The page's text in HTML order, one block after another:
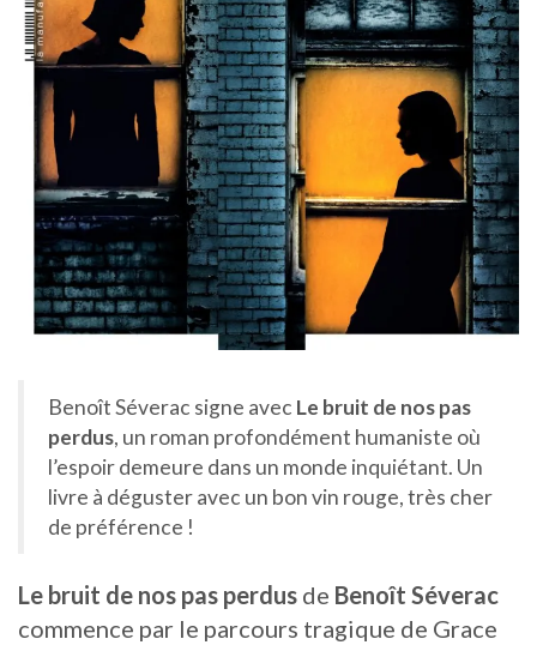
Benoît Séverac signe avec Le bruit de nos pas
perdus, un roman profondément humaniste où
l’espoir demeure dans un monde inquiétant. Un
livre à déguster avec un bon vin rouge, très cher
de préférence !
Le bruit de nos pas perdus de Benoît Séverac
commence par le parcours tragique de Grace